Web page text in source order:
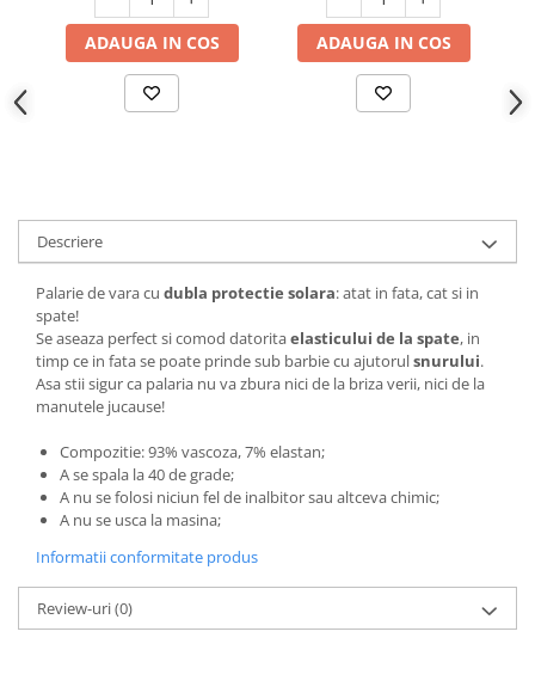
ADAUGA IN COS ADAUGA IN COS
Descriere
Palarie de vara cu dubla protectie solara: atat in fata, cat si in
spate!
Se aseaza perfect si comod datoritaelasticului de la spate, in
timp ce in fata se poate prinde sub barbie cu ajutorulsnurului.
Asa stii sigur ca palaria nu va zbura nici de la briza verii, nici de la
manutele jucause!
Compozitie: 93% vascoza, 7% elastan;
A se spala la 40 de grade;
A nu se folosi niciun fel de inalbitor sau altceva chimic;
A nu se usca la masina;
Informatii conformitate produs
Review-uri(0)